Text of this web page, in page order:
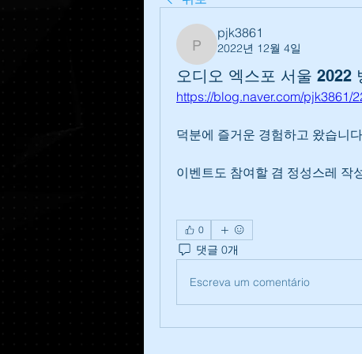
pjk3861
pjk3861
2022년 12월 4일
오디오 엑스포 서울 2022
https://blog.naver.com/pjk3861/
덕분에 즐거운 경험하고 왔습니
이벤트도 참여할 겸 정성스레 작
0
댓글 0개
Escreva um comentário